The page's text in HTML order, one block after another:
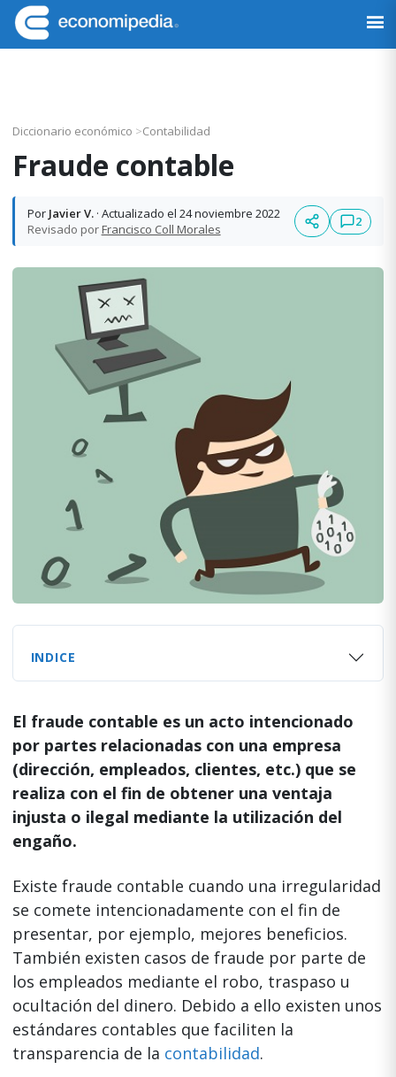
Saltar
a
la
Saltar
al
contenido
Saltar
a
la
Saltar
al
pie
Economipedia
Haciendo
Diccionario económico >Contabilidad
Fraude contable
Por Javier V.· Actualizado el 24 noviembre 2022
Revisado porFrancisco Coll Morales
2
INDICE
El fraude contable es un acto intencionado
por partes relacionadas con una empresa
(dirección, empleados, clientes, etc.) que se
realiza con el fin de obtener una ventaja
injusta o ilegal mediante la utilización del
engaño.
Existe fraude contable cuando una irregularidad
se comete intencionadamente con el fin de
presentar, por ejemplo, mejores beneficios.
También existen casos de fraude por parte de
los empleados mediante el robo, traspaso u
ocultación del dinero. Debido a ello existen unos
estándares contables que faciliten la
transparencia de la contabilidad.